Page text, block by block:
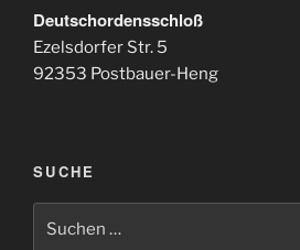
Deutschordensschloß
Ezelsdorfer Str. 5
92353 Postbauer-Heng
SUCHE
nach: